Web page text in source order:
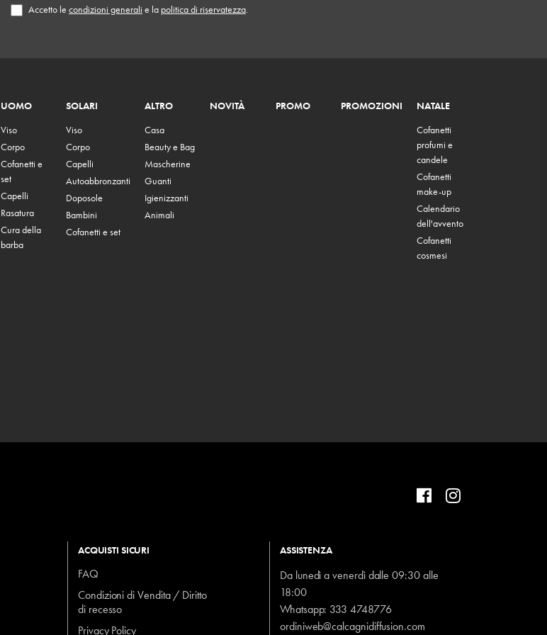
Accetto le condizioni generali e la politica di riservatezza.
UOMO
Viso
Corpo
Cofanetti e
set
Capelli
Rasatura
Cura della
barba
SOLARI
Viso
Corpo
Capelli
Autoabbronzanti
Doposole
Bambini
Cofanetti e set
ALTRO
Casa
Beauty e Bag
Mascherine
Guanti
Igienizzanti
Animali
NOVITÀ PROMO PROMOZIONI
NATALE
Cofanetti
profumi e
candele
Cofanetti
make-up
Calendario
dell'avvento
Cofanetti
cosmesi
ACQUISTI SICURI
FAQ
Condizioni di Vendita / Diritto
di recesso
Privacy Policy
ASSISTENZA
Da lunedì a venerdì dalle 09:30 alle
18:00
Whatsapp: 333 4748776
ordiniweb@calcagnidiffusion.com